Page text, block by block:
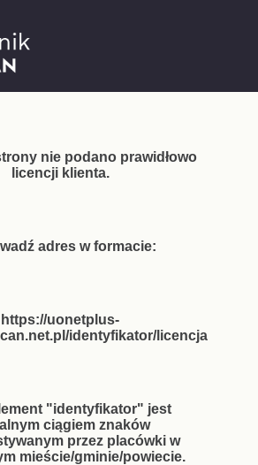
nie podano prawidłowo
licencji klienta.
adres w formacie:
https://uonetplus-
identyfikator/licencja
"identyfikator" jest
ciągiem znaków
przez placówki w
mieście/gminie/powiecie.